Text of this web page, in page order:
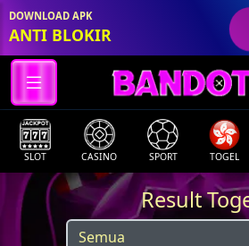
DOWNLOAD APK
ANTI BLOKIR
SLOT CASINO SPORT TOGEL
Result